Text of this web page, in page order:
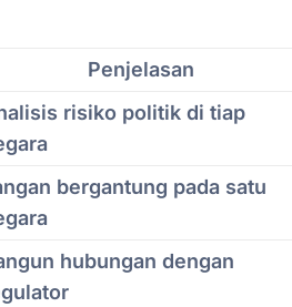
Penjelasan
risiko politik di tiap
bergantung pada satu
hubungan dengan